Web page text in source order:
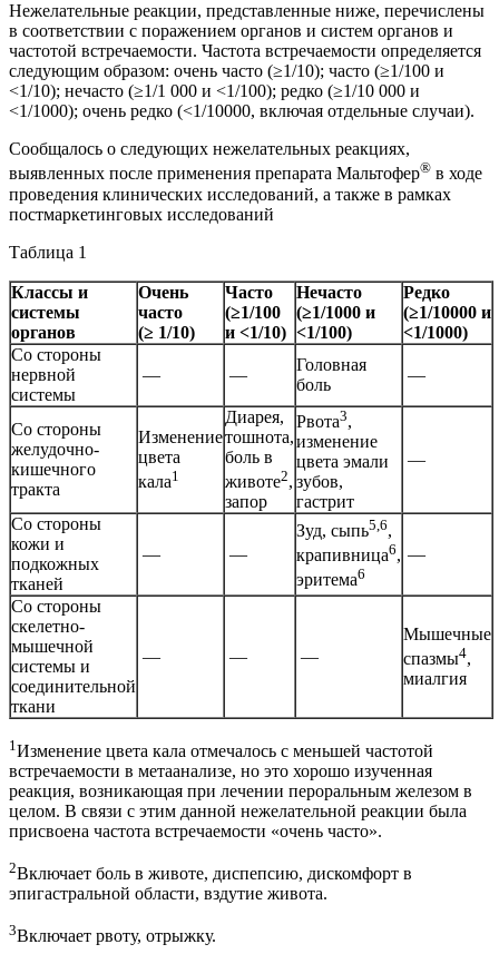
Нежелательные реакции, представленные ниже, перечислены
в соответствии с поражением органов и систем органов и
частотой встречаемости. Частота встречаемости определяется
следующим образом: очень часто (≥1/10); часто (≥1/100 и
<1/10); нечасто (≥1/1 000 и <1/100); редко (≥1/10 000 и
<1/1000); очень редко (<1/10000, включая отдельные случаи).
Сообщалось о следующих нежелательных реакциях,
выявленных после применения препарата Мальтофер® в ходе
проведения клинических исследований, а также в рамках
постмаркетинговых исследований
Таблица 1
Классы и
системы
органов
Очень
часто
(≥ 1/10)
Часто
(≥1/100
и <1/10)
Нечасто
(≥1/1000 и
<1/100)
Редко
(≥1/10000 и
<1/1000)
Со стороны
нервной
системы
— —
Головная
боль
—
Со стороны
желудочно-
кишечного
тракта
Изменение
цвета
кала1
Диарея,
тошнота,
боль в
животе2,
запор
Рвота3,
изменение
цвета эмали
зубов,
гастрит
—
Со стороны
кожи и
подкожных
тканей
— —
Зуд, сыпь5,6,
крапивница6,
эритема6
—
Со стороны
скелетно-
мышечной
системы и
соединительной
ткани
— — —
Мышечные
спазмы4,
миалгия
1 Изменение цвета кала отмечалось с меньшей частотой
встречаемости в метаанализе, но это хорошо изученная
реакция, возникающая при лечении пероральным железом в
целом. В связи с этим данной нежелательной реакции была
присвоена частота встречаемости «очень часто».
2Включает боль в животе, диспепсию, дискомфорт в
эпигастральной области, вздутие живота.
3Включает рвоту, отрыжку.